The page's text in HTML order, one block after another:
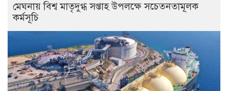
মেঘনায় বিশ্ব মাতৃদুগ্ধ সপ্তাহ উপলক্ষে সচেতনতামূলক
কর্মসূচি